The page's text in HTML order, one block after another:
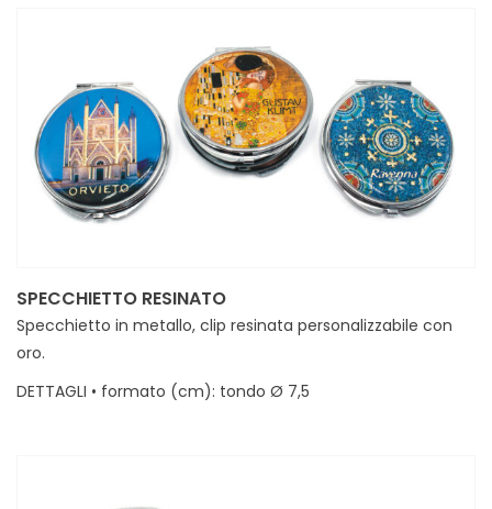
SPECCHIETTO RESINATO
Specchietto in metallo, clip resinata personalizzabile con
oro.
DETTAGLI • formato (cm): tondo Ø 7,5